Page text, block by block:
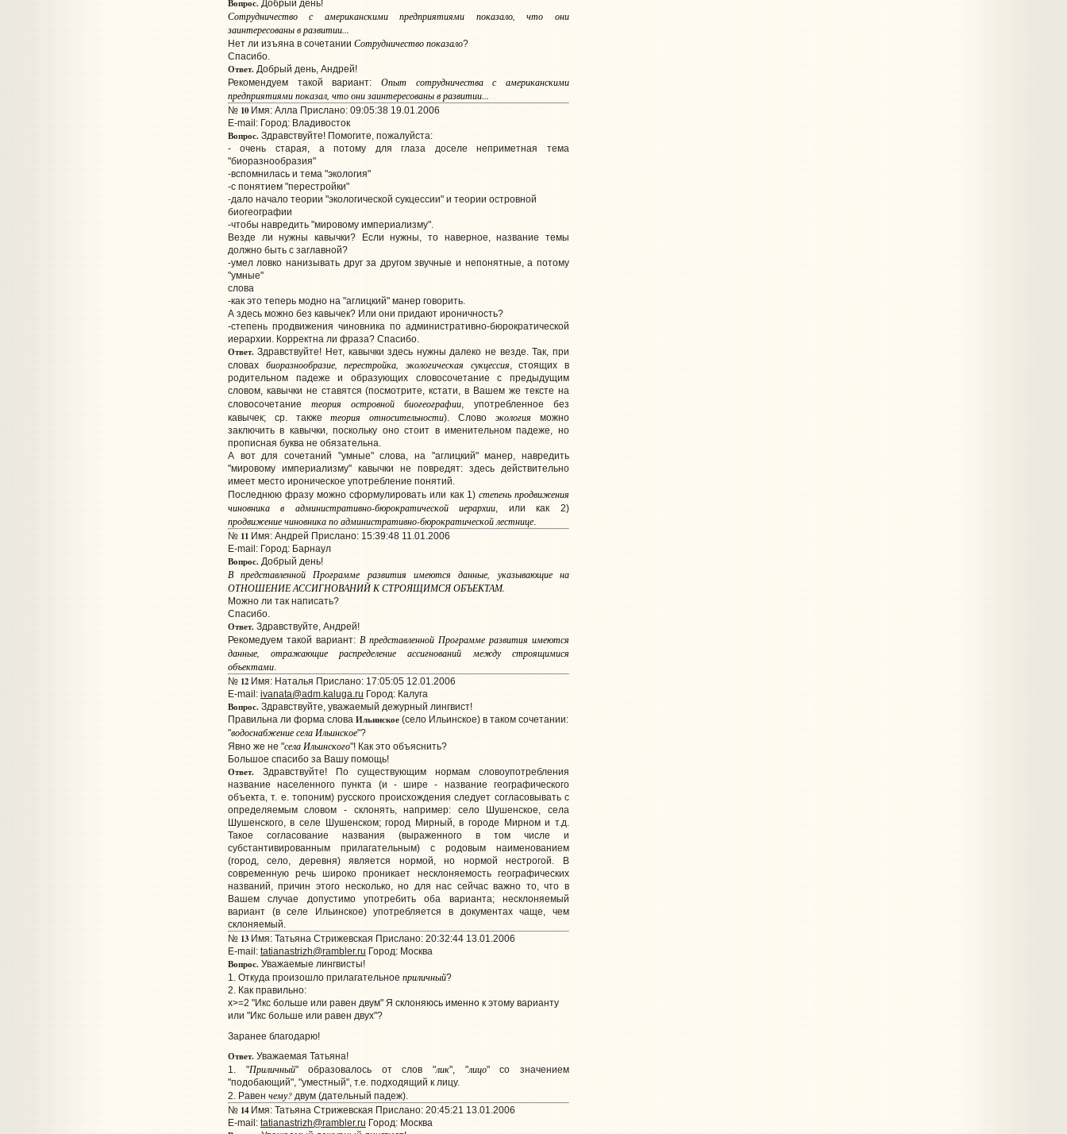
Вопрос.Добрый день!
Сотрудничество с американскими предприятиями показало, что они
заинтересованы в развитии...
Нет ли изъяна в сочетании Сотрудничество показало?
Спасибо.
Ответ.Добрый день, Андрей!
Рекомендуем такой вариант: Опыт сотрудничества с американскими
предприятиями показал, что они заинтересованы в развитии...
№ 10Имя: Алла Прислано: 09:05:38 19.01.2006
E-mail: Город: Владивосток
Вопрос.Здравствуйте! Помогите, пожалуйста:
- очень старая, а потому для глаза доселе неприметная тема
"биоразнообразия"
-вспомнилась и тема "экология"
-с понятием "перестройки"
-дало начало теории "экологической сукцессии" и теории островной
биогеографии
-чтобы навредить "мировому империализму".
Везде ли нужны кавычки? Если нужны, то наверное, название темы
должно быть с заглавной?
-умел ловко нанизывать друг за другом звучные и непонятные, а потому
"умные"
слова
-как это теперь модно на "аглицкий" манер говорить.
А здесь можно без кавычек? Или они придают ироничность?
-степень продвижения чиновника по административно-бюрократической
иерархии. Корректна ли фраза? Спасибо.
Ответ.Здравствуйте! Нет, кавычки здесь нужны далеко не везде. Так, при
словах биоразнообразие, перестройка, экологическая сукцессия, стоящих в
родительном падеже и образующих словосочетание с предыдущим
словом, кавычки не ставятся (посмотрите, кстати, в Вашем же тексте на
словосочетаниетеория островной биогеографии, употребленное без
кавычек; ср. такжетеория относительности). Словоэкология можно
заключить в кавычки, поскольку оно стоит в именительном падеже, но
прописная буква не обязательна.
А вот для сочетаний "умные" слова, на "аглицкий" манер, навредить
"мировому империализму" кавычки не повредят: здесь действительно
имеет место ироническое употребление понятий.
Последнюю фразу можно сформулировать или как 1) степень продвижения
чиновника в административно-бюрократической иерархии, или как 2)
продвижение чиновника по административно-бюрократической лестнице.
№ 11Имя: Андрей Прислано: 15:39:48 11.01.2006
E-mail: Город: Барнаул
Вопрос.Добрый день!
В представленной Программе развития имеются данные, указывающие на
ОТНОШЕНИЕ АССИГНОВАНИЙ К СТРОЯЩИМСЯ ОБЪЕКТАМ.
Можно ли так написать?
Спасибо.
Ответ.Здравствуйте, Андрей!
Рекомедуем такой вариант: В представленной Программе развития имеются
данные, отражающие распределение ассигнований между строящимися
объектами.
№ 12Имя: Наталья Прислано: 17:05:05 12.01.2006
E-mail: ivanata@adm.kaluga.ru Город: Калуга
Вопрос.Здравствуйте, уважаемый дежурный лингвист!
Правильна ли форма слова Ильинское(село Ильинское) в таком сочетании:
"водоснабжение села Ильинское"?
Явно же не "села Ильинского"! Как это объяснить?
Большое спасибо за Вашу помощь!
Ответ.Здравствуйте! По существующим нормам словоупотребления
название населенного пункта (и - шире - название географического
объекта, т. е. топоним) русского происхождения следует согласовывать с
определяемым словом - склонять, например: село Шушенское, села
Шушенского, в селе Шушенском; город Мирный, в городе Мирном и т.д.
Такое согласование названия (выраженного в том числе и
субстантивированным прилагательным) с родовым наименованием
(город, село, деревня) является нормой, но нормой нестрогой. В
современную речь широко проникает несклоняемость географических
названий, причин этого несколько, но для нас сейчас важно то, что в
Вашем случае допустимо употребить оба варианта; несклоняемый
вариант (в селе Ильинское) употребляется в документах чаще, чем
склоняемый.
№ 13Имя: Татьяна Стрижевская Прислано: 20:32:44 13.01.2006
E-mail: tatianastrizh@rambler.ru Город: Москва
Вопрос.Уважаемые лингвисты!
1. Откуда произошло прилагательное приличный?
2. Как правильно:
x>=2 "Икс больше или равен двум" Я склоняюсь именно к этому варианту
или "Икс больше или равен двух"?
Заранее благодарю!
Ответ.Уважаемая Татьяна!
1. "Приличный" образовалось от слов "лик", "лицо" со значением
"подобающий", "уместный", т.е. подходящий к лицу.
2. Равен чему?двум (дательный падеж).
№ 14Имя: Татьяна Стрижевская Прислано: 20:45:21 13.01.2006
E-mail: tatianastrizh@rambler.ru Город: Москва